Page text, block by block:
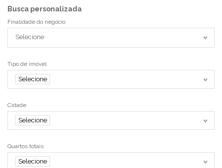
Busca personalizada
Finalidade do negócio
Selecione
Tipo de imóvel
Selecione
Cidade
Selecione
Quartos totais
Selecione